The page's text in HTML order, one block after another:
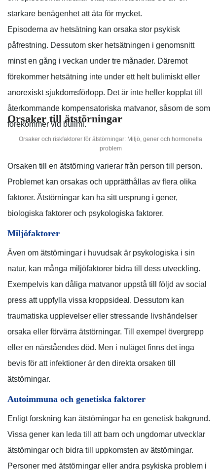
starkare benägenhet att äta för mycket.
Episoderna av hetsätning kan orsaka stor psykisk
påfrestning. Dessutom sker hetsätningen i genomsnitt
minst en gång i veckan under tre månader. Däremot
förekommer hetsätning inte under ett helt bulimiskt eller
anorexiskt sjukdomsförlopp. Det är inte heller kopplat till
återkommande kompensatoriska matvanor, såsom de som
förekommer vid bulimi.
Orsaker till ätstörningar
Orsaker och riskfaktorer för ätstörningar: Miljö, gener och hormonella
problem
Orsaken till en ätstörning varierar från person till person.
Problemet kan orsakas och upprätthållas av flera olika
faktorer. Ätstörningar kan ha sitt ursprung i gener,
biologiska faktorer och psykologiska faktorer.
Miljöfaktorer
Även om ätstörningar i huvudsak är psykologiska i sin
natur, kan många miljöfaktorer bidra till dess utveckling.
Exempelvis kan dåliga matvanor uppstå till följd av social
press att uppfylla vissa kroppsideal. Dessutom kan
traumatiska upplevelser eller stressande livshändelser
orsaka eller förvärra ätstörningar. Till exempel övergrepp
eller en närståendes död. Men i nuläget finns det inga
bevis för att infektioner är den direkta orsaken till
ätstörningar.
Autoimmuna och genetiska faktorer
Enligt forskning kan ätstörningar ha en genetisk bakgrund.
Vissa gener kan leda till att barn och ungdomar utvecklar
ätstörningar och bidra till uppkomsten av ätstörningar.
Personer med ätstörningar eller andra psykiska problem i